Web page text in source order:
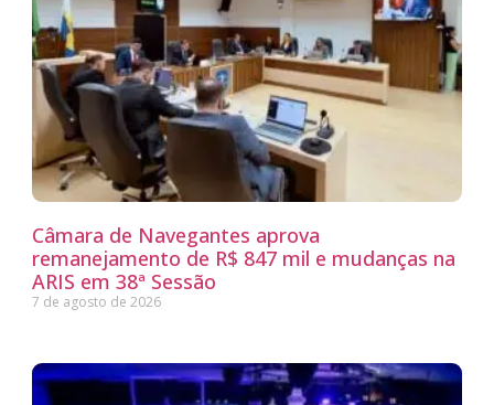
Câmara de Navegantes aprova
remanejamento de R$ 847 mil e mudanças na
ARIS em 38ª Sessão
7 de agosto de 2026